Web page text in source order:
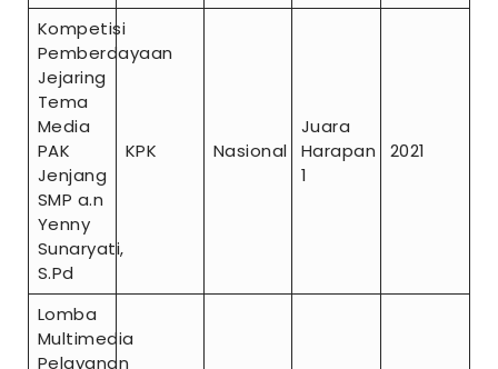
Kompetisi
Pemberdayaan
Jejaring
Tema
Media
PAK
Jenjang
SMP a.n
Yenny
Sunaryati,
S.Pd
KPK Nasional
Juara
Harapan
1
2021
Lomba
Multimedia
Pelayanan